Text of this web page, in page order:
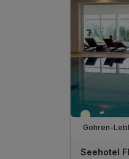
WAR
Teilweise
Seehotel